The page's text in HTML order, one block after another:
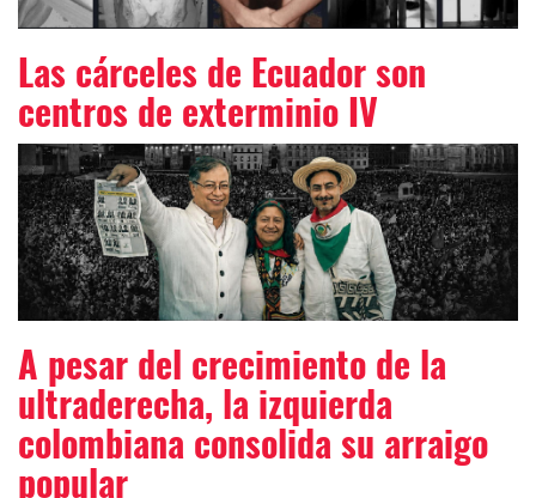
Las cárceles de Ecuador son
centros de exterminio IV
A pesar del crecimiento de la
ultraderecha, la izquierda
colombiana consolida su arraigo
popular